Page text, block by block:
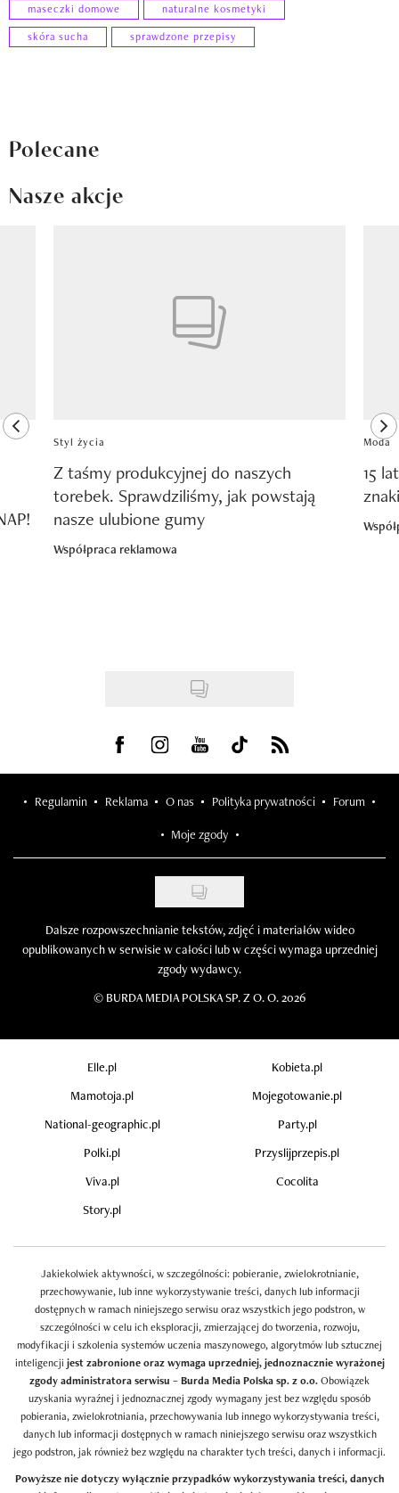
maseczki domowe
naturalne kosmetyki
skóra sucha
sprawdzone przepisy
Polecane
Nasze akcje
previous element
Styl życia
Z taśmy produkcyjnej do naszych
torebek. Sprawdziliśmy, jak powstają
nasze ulubione gumy
Współpraca reklamowa
Moda
15
Visit us on Facebook
Visit us on Instagram
Visit us on Youtube
Visit us on Tiktok
Visit us on Rss
Regulamin Reklama O nas Polityka prywatności Forum
Moje zgody
Dalsze rozpowszechnianie tekstów, zdjęć i materiałów wideo
opublikowanych w serwisie w całości lub w części wymaga uprzedniej
zgody wydawcy.
© BURDA MEDIA POLSKA SP. Z O. O. 2026
Elle.pl
Kobieta.pl
Mamotoja.pl
Mojegotowanie.pl
National-geographic.pl
Party.pl
Polki.pl
Przyslijprzepis.pl
Viva.pl
Cocolita
Story.pl
Jakiekolwiek aktywności, w szczególności: pobieranie, zwielokrotnianie,
przechowywanie, lub inne wykorzystywanie treści, danych lub informacji
dostępnych w ramach niniejszego serwisu oraz wszystkich jego podstron, w
szczególności w celu ich eksploracji, zmierzającej do tworzenia, rozwoju,
modyfikacji i szkolenia systemów uczenia maszynowego, algorytmów lub sztucznej
inteligencji jest zabronione oraz wymaga uprzedniej, jednoznacznie wyrażonej
zgody administratora serwisu – Burda Media Polska sp. z o.o.Obowiązek
uzyskania wyraźnej i jednoznacznej zgody wymagany jest bez względu sposób
pobierania, zwielokrotniania, przechowywania lub innego wykorzystywania treści,
danych lub informacji dostępnych w ramach niniejszego serwisu oraz wszystkich
jego podstron, jak również bez względu na charakter tych treści, danych i informacji.
Powyższe nie dotyczy wyłącznie przypadków wykorzystywania treści, danych